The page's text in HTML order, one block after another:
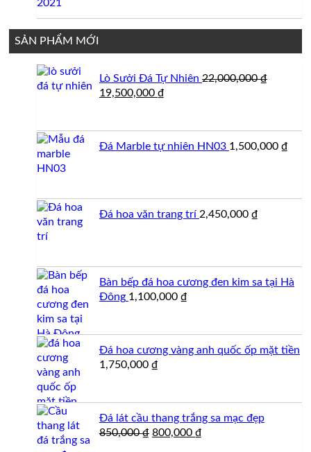
SẢN PHẨM MỚI
Lò Sưởi Đá Tự Nhiên 22,000,000₫
Giá
19,500,000 ₫
19,500,000 ₫.
Đá Marble tự nhiên HN03 1,500,000 ₫
Đá hoa văn trang trí 2,450,000 ₫
Bàn bếp đá hoa cương đen kim sa tại Hà
Đông 1,100,000 ₫
Đá hoa cương vàng anh quốc ốp mặt tiền
1,750,000 ₫
Đá lát cầu thang trắng sa mạc đẹp
850,000₫ Giá
800,000 ₫